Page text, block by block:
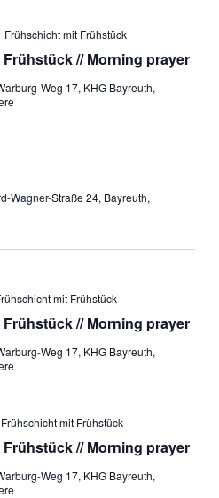
// Morning prayer
Frühschicht mit Frühstück
Weg 17, KHG Bayreuth,
Wagner-Straße 24, Bayreuth,
// Morning prayer
mit Frühstück
Weg 17, KHG Bayreuth,
// Morning prayer
Frühschicht mit Frühstück
Weg 17, KHG Bayreuth,